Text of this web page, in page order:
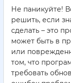
Не паникуйте!
решить, если
сделать – это
может быть в
или
том, что
требовать